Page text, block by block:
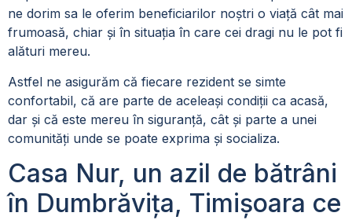
ne dorim sa le oferim beneficiarilor noștri o viață cât mai
frumoasă, chiar și în situația în care cei dragi nu le pot fi
alături mereu.
Astfel ne asigurăm că fiecare rezident se simte
confortabil, că are parte de aceleași condiții ca acasă,
dar și că este mereu în siguranță, cât și parte a unei
comunități unde se poate exprima și socializa.
Casa Nur, un azil de bătrâni
în Dumbrăvița, Timișoara ce